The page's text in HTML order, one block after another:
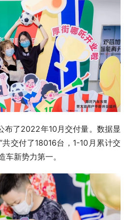
布了2022年10月交付量。数据显
交付了18016台，1-10月累计交
新势力第一。